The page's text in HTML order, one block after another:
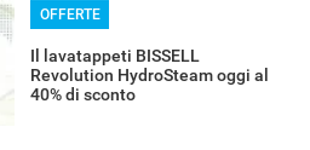
OFFERTE
Il lavatappeti BISSELL
Revolution HydroSteam oggi al
40% di sconto